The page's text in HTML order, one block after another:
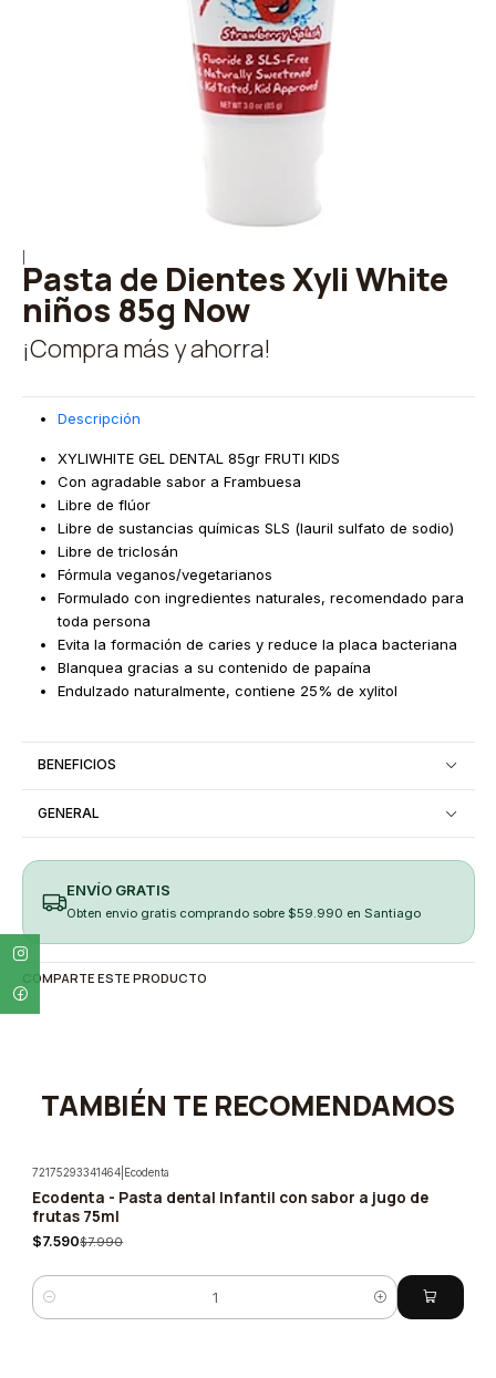
Pasta de Dientes Xyli White
niños 85g Now
¡Compra más y ahorra!
Descripción
XYLIWHITE GEL DENTAL 85gr FRUTI KIDS
Con agradable sabor a Frambuesa
Libre de flúor
Libre de sustancias químicas SLS (lauril sulfato de sodio)
Libre de triclosán
Fórmula veganos/vegetarianos
Formulado con ingredientes naturales, recomendado para
toda persona
Evita la formación de caries y reduce la placa bacteriana
Blanquea gracias a su contenido de papaína
Endulzado naturalmente, contiene 25% de xylitol
BENEFICIOS
GENERAL
ENVÍO GRATIS
Obten envio gratis comprando sobre $59.990 en Santiago
COMPARTE ESTE PRODUCTO
TAMBIÉN TE RECOMENDAMOS
-5%
72175293341464 Ecodenta
Ecodenta - Pasta dental Infantil con sabor a jugo de
frutas 75ml
$7.590$7.990
Cantidad